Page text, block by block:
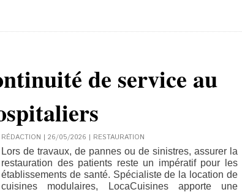
de service au
RÉDACTION | 26/05/2026 | RESTAURATION
Lors de travaux, de pannes ou de sinistres, assurer la
restauration des patients reste un impératif pour les
établissements de santé. Spécialiste de la location de
cuisines modulaires, LocaCuisines apporte une